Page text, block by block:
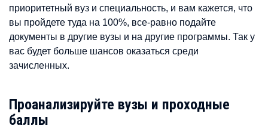
приоритетный вуз и специальность, и вам кажется, что
вы пройдете туда на 100%, все-равно подайте
документы в другие вузы и на другие программы. Так у
вас будет больше шансов оказаться среди
зачисленных.
Проанализируйте вузы и проходные
баллы